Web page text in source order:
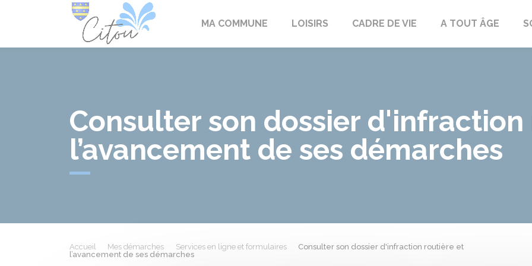
MA COMMUNE LOISIRS CADRE DE VIE A TOUT ÂGE
Consulter son dossier
l’avancement de ses démarches
Accueil Mes démarches Services en ligne et formulaires
Consulter son dossier d'infraction routière et
l’avancement de ses démarches